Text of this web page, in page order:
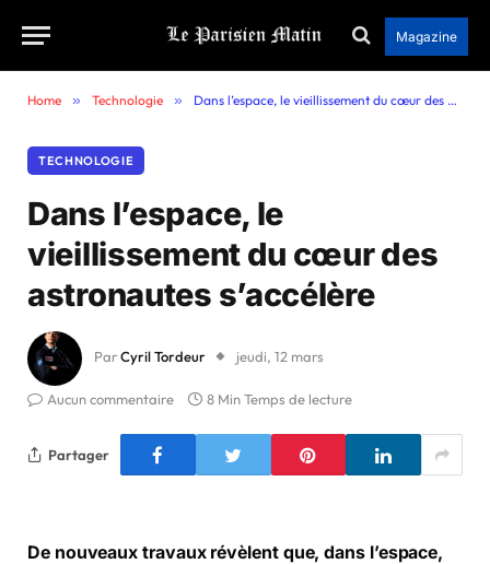
Magazine
Home » Technologie » Dans l’espace, le vieillissement du cœur des astronautes s’accélère
TECHNOLOGIE
Dans l’espace, le
vieillissement du cœur des
astronautes s’accélère
ParCyril Tordeur jeudi, 12 mars
Aucun commentaire 8 Min Temps de lecture
Partager
De nouveaux travaux révèlent que, dans l’espace,